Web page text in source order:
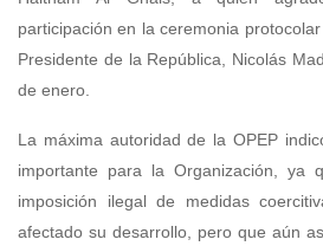
participación en la ceremonia
Presidente de la República, Nicolás
de enero.
La máxima autoridad de la OPEP
importante para la Organización, ya
imposición ilegal de medidas
afectado su desarrollo, pero que aún